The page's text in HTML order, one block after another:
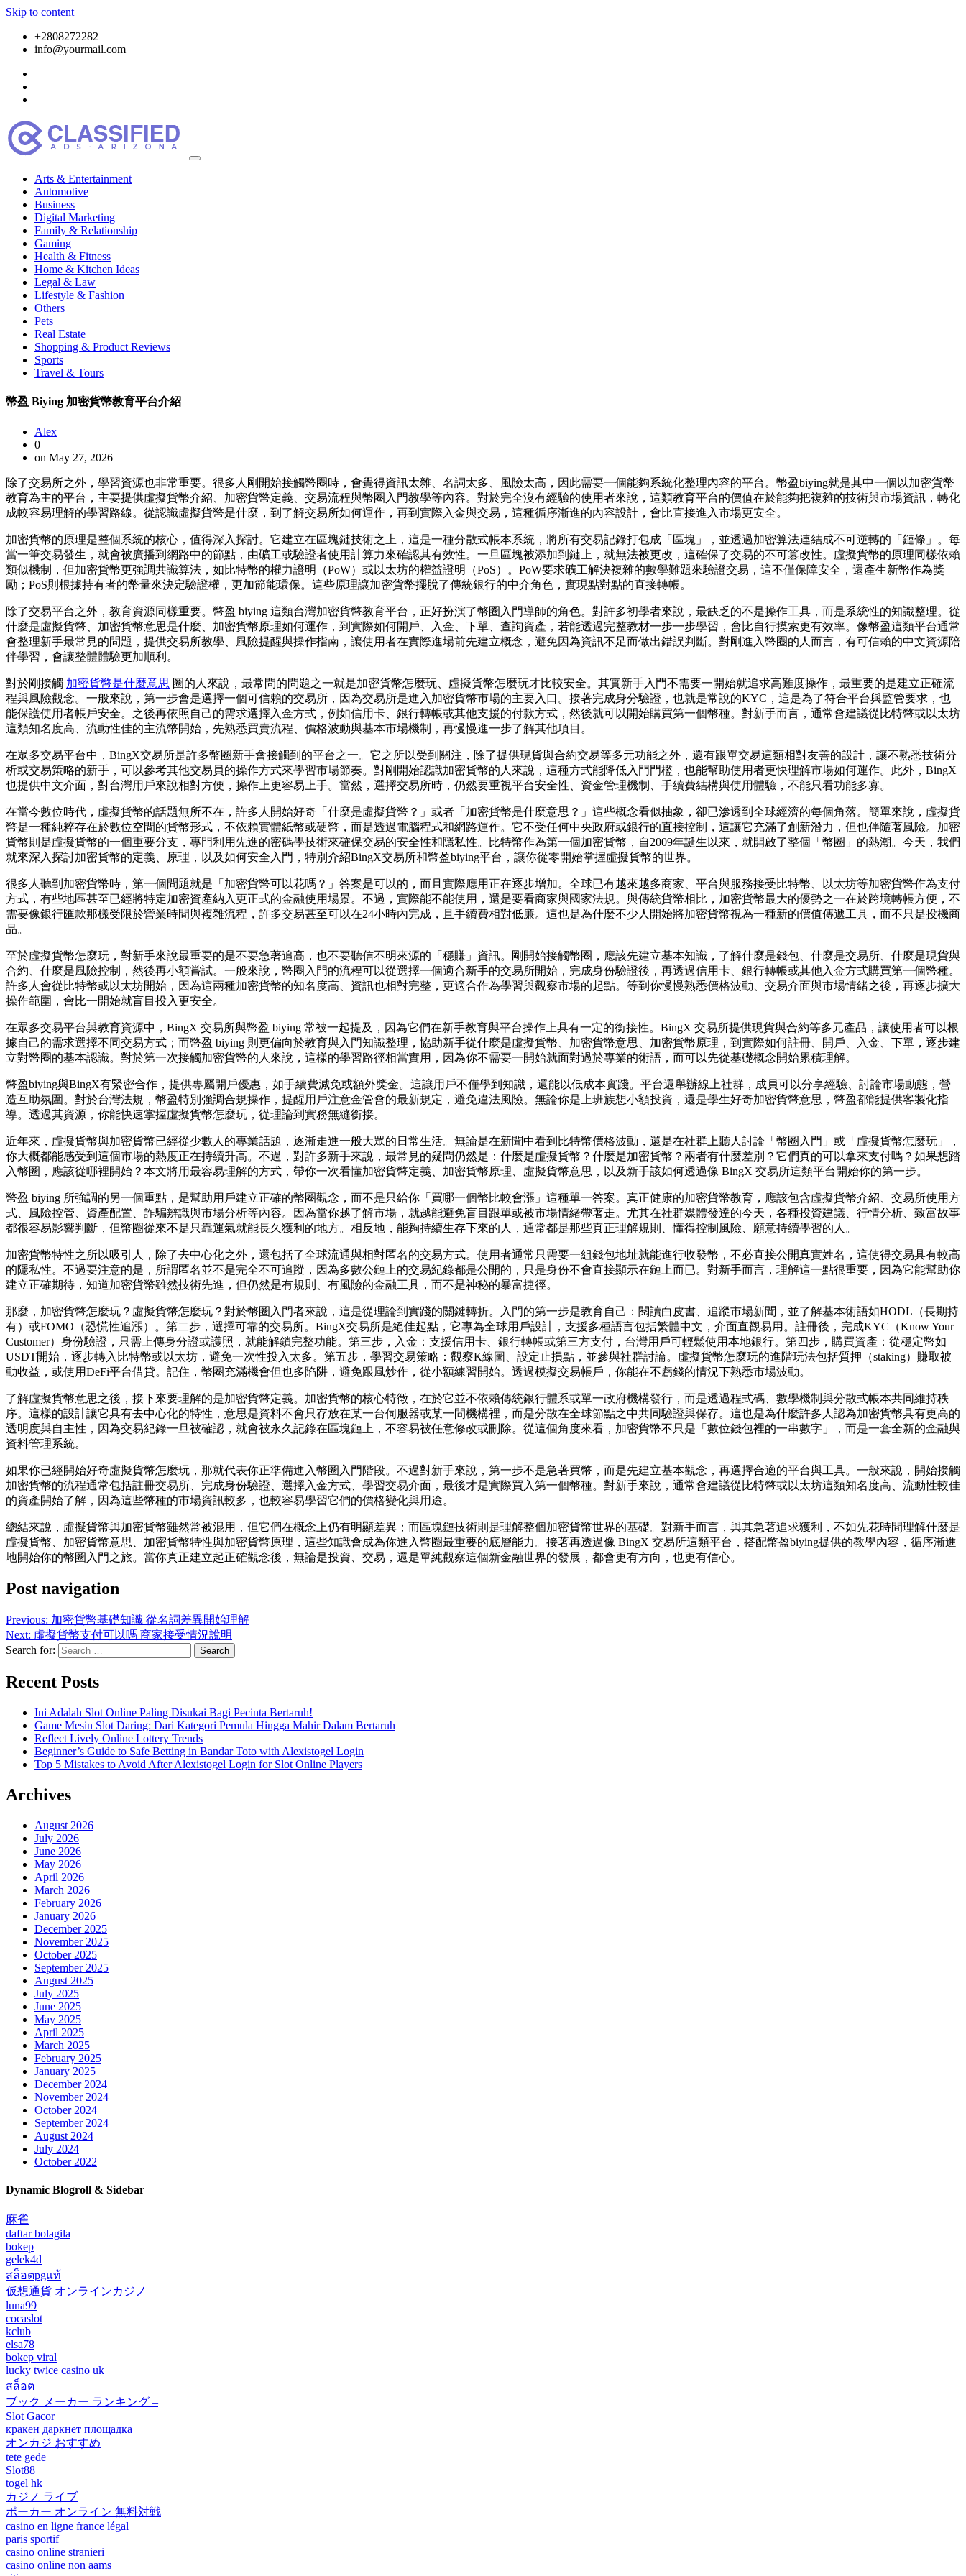
Skip to content
+2808272282
info@yourmail.com
Arts & Entertainment
Automotive
Business
Digital Marketing
Family & Relationship
Gaming
Health & Fitness
Home & Kitchen Ideas
Legal & Law
Lifestyle & Fashion
Others
Pets
Real Estate
Shopping & Product Reviews
Sports
Travel & Tours
幣盈 Biying 加密貨幣教育平台介紹
Alex
0
on May 27, 2026
除了交易所之外，學習資源也非常重要。很多人剛開始接觸幣圈時，會覺得資訊太雜、名詞太多、風險太高，因此需要一個能夠系統化整理內容的平台。幣盈biying就是其中一個以加密貨幣
教育為主的平台，主要提供虛擬貨幣介紹、加密貨幣定義、交易流程與幣圈入門教學等內容。對於完全沒有經驗的使用者來說，這類教育平台的價值在於能夠把複雜的技術與市場資訊，轉化
成較容易理解的學習路線。從認識虛擬貨幣是什麼，到了解交易所如何運作，再到實際入金與交易，這種循序漸進的內容設計，會比直接進入市場更安全。
加密貨幣的原理是整個系統的核心，值得深入探討。它建立在區塊鏈技術之上，這是一種分散式帳本系統，將所有交易記錄打包成「區塊」，並透過加密算法連結成不可逆轉的「鏈條」。每
當一筆交易發生，就會被廣播到網路中的節點，由礦工或驗證者使用計算力來確認其有效性。一旦區塊被添加到鏈上，就無法被更改，這確保了交易的不可篡改性。虛擬貨幣的原理同樣依賴
類似機制，但加密貨幣更強調共識算法，如比特幣的權力證明（PoW）或以太坊的權益證明（PoS）。PoW要求礦工解決複雜的數學難題來驗證交易，這不僅保障安全，還產生新幣作為獎
勵；PoS則根據持有者的幣量來決定驗證權，更加節能環保。這些原理讓加密貨幣擺脫了傳統銀行的中介角色，實現點對點的直接轉帳。
除了交易平台之外，教育資源同樣重要。幣盈 biying 這類台灣加密貨幣教育平台，正好扮演了幣圈入門導師的角色。對許多初學者來說，最缺乏的不是操作工具，而是系統性的知識整理。從
什麼是虛擬貨幣、加密貨幣意思是什麼、加密貨幣原理如何運作，到實際如何開戶、入金、下單、查詢資產，若能透過完整教材一步一步學習，會比自行摸索更有效率。像幣盈這類平台通常
會整理新手最常見的問題，提供交易所教學、風險提醒與操作指南，讓使用者在實際進場前先建立概念，避免因為資訊不足而做出錯誤判斷。對剛進入幣圈的人而言，有可信賴的中文資源陪
伴學習，會讓整體體驗更加順利。
對於剛接觸 加密貨幣是什麼意思 圈的人來說，最常問的問題之一就是加密貨幣怎麼玩、虛擬貨幣怎麼玩才比較安全。其實新手入門不需要一開始就追求高難度操作，最重要的是建立正確流
程與風險觀念。一般來說，第一步會是選擇一個可信賴的交易所，因為交易所是進入加密貨幣市場的主要入口。接著完成身分驗證，也就是常說的KYC，這是為了符合平台與監管要求，也
能保護使用者帳戶安全。之後再依照自己的需求選擇入金方式，例如信用卡、銀行轉帳或其他支援的付款方式，然後就可以開始購買第一個幣種。對新手而言，通常會建議從比特幣或以太坊
這類知名度高、流動性佳的主流幣開始，先熟悉買賣流程、價格波動與基本市場機制，再慢慢進一步了解其他項目。
在眾多交易平台中，BingX交易所是許多幣圈新手會接觸到的平台之一。它之所以受到關注，除了提供現貨與合約交易等多元功能之外，還有跟單交易這類相對友善的設計，讓不熟悉技術分
析或交易策略的新手，可以參考其他交易員的操作方式來學習市場節奏。對剛開始認識加密貨幣的人來說，這種方式能降低入門門檻，也能幫助使用者更快理解市場如何運作。此外，BingX
也提供中文介面，對台灣用戶來說相對方便，操作上更容易上手。當然，選擇交易所時，仍然要重視平台安全性、資金管理機制、手續費結構與使用體驗，不能只看功能多寡。
在當今數位時代，虛擬貨幣的話題無所不在，許多人開始好奇「什麼是虛擬貨幣？」或者「加密貨幣是什麼意思？」這些概念看似抽象，卻已滲透到全球經濟的每個角落。簡單來說，虛擬貨
幣是一種純粹存在於數位空間的貨幣形式，不依賴實體紙幣或硬幣，而是透過電腦程式和網路運作。它不受任何中央政府或銀行的直接控制，這讓它充滿了創新潛力，但也伴隨著風險。加密
貨幣則是虛擬貨幣的一個重要分支，專門利用先進的密碼學技術來確保交易的安全性和隱私性。比特幣作為第一個加密貨幣，自2009年誕生以來，就開啟了整個「幣圈」的熱潮。今天，我們
就來深入探討加密貨幣的定義、原理，以及如何安全入門，特別介紹BingX交易所和幣盈biying平台，讓你從零開始掌握虛擬貨幣的世界。
很多人聽到加密貨幣時，第一個問題就是「加密貨幣可以花嗎？」答案是可以的，而且實際應用正在逐步增加。全球已有越來越多商家、平台與服務接受比特幣、以太坊等加密貨幣作為支付
方式，有些地區甚至已經將特定加密資產納入更正式的金融使用場景。不過，實際能不能使用，還是要看商家與國家法規。與傳統貨幣相比，加密貨幣最大的優勢之一在於跨境轉帳方便，不
需要像銀行匯款那樣受限於營業時間與複雜流程，許多交易甚至可以在24小時內完成，且手續費相對低廉。這也是為什麼不少人開始將加密貨幣視為一種新的價值傳遞工具，而不只是投機商
品。
至於虛擬貨幣怎麼玩，對新手來說最重要的是不要急著追高，也不要聽信不明來源的「穩賺」資訊。剛開始接觸幣圈，應該先建立基本知識，了解什麼是錢包、什麼是交易所、什麼是現貨與
合約、什麼是風險控制，然後再小額嘗試。一般來說，幣圈入門的流程可以從選擇一個適合新手的交易所開始，完成身份驗證後，再透過信用卡、銀行轉帳或其他入金方式購買第一個幣種。
許多人會從比特幣或以太坊開始，因為這兩種加密貨幣的知名度高、資訊也相對完整，更適合作為學習與觀察市場的起點。等到你慢慢熟悉價格波動、交易介面與市場情緒之後，再逐步擴大
操作範圍，會比一開始就盲目投入更安全。
在眾多交易平台與教育資源中，BingX 交易所與幣盈 biying 常被一起提及，因為它們在新手教育與平台操作上具有一定的銜接性。BingX 交易所提供現貨與合約等多元產品，讓使用者可以根
據自己的需求選擇不同交易方式；而幣盈 biying 則更偏向於教育與入門知識整理，協助新手從什麼是虛擬貨幣、加密貨幣意思、加密貨幣原理，到實際如何註冊、開戶、入金、下單，逐步建
立對幣圈的基本認識。對於第一次接觸加密貨幣的人來說，這樣的學習路徑相當實用，因為你不需要一開始就面對過於專業的術語，而可以先從基礎概念開始累積理解。
幣盈biying與BingX有緊密合作，提供專屬開戶優惠，如手續費減免或額外獎金。這讓用戶不僅學到知識，還能以低成本實踐。平台還舉辦線上社群，成員可以分享經驗、討論市場動態，營
造互助氛圍。對於台灣法規，幣盈特別強調合規操作，提醒用戶注意金管會的最新規定，避免違法風險。無論你是上班族想小額投資，還是學生好奇加密貨幣意思，幣盈都能提供客製化指
導。透過其資源，你能快速掌握虛擬貨幣怎麼玩，從理論到實務無縫銜接。
近年來，虛擬貨幣與加密貨幣已經從少數人的專業話題，逐漸走進一般大眾的日常生活。無論是在新聞中看到比特幣價格波動，還是在社群上聽人討論「幣圈入門」或「虛擬貨幣怎麼玩」，
你大概都能感受到這個市場的熱度正在持續升高。不過，對許多新手來說，最常見的疑問仍然是：什麼是虛擬貨幣？什麼是加密貨幣？兩者有什麼差別？它們真的可以拿來支付嗎？如果想踏
入幣圈，應該從哪裡開始？本文將用最容易理解的方式，帶你一次看懂加密貨幣定義、加密貨幣原理、虛擬貨幣意思，以及新手該如何透過像 BingX 交易所這類平台開始你的第一步。
幣盈 biying 所強調的另一個重點，是幫助用戶建立正確的幣圈觀念，而不是只給你「買哪一個幣比較會漲」這種單一答案。真正健康的加密貨幣教育，應該包含虛擬貨幣介紹、交易所使用方
式、風險控管、資產配置、詐騙辨識與市場分析等內容。因為當你越了解市場，就越能避免盲目跟單或被市場情緒帶著走。尤其在社群媒體發達的今天，各種投資建議、行情分析、致富故事
都很容易影響判斷，但幣圈從來不是只靠運氣就能長久獲利的地方。相反地，能夠持續生存下來的人，通常都是那些真正理解規則、懂得控制風險、願意持續學習的人。
加密貨幣特性之所以吸引人，除了去中心化之外，還包括了全球流通與相對匿名的交易方式。使用者通常只需要一組錢包地址就能進行收發幣，不必直接公開真實姓名，這使得交易具有較高
的隱私性。不過要注意的是，所謂匿名並不是完全不可追蹤，因為多數公鏈上的交易紀錄都是公開的，只是身份不會直接顯示在鏈上而已。對新手而言，理解這一點很重要，因為它能幫助你
建立正確期待，知道加密貨幣雖然技術先進，但仍然是有規則、有風險的金融工具，而不是神秘的暴富捷徑。
那麼，加密貨幣怎麼玩？虛擬貨幣怎麼玩？對於幣圈入門者來說，這是從理論到實踐的關鍵轉折。入門的第一步是教育自己：閱讀白皮書、追蹤市場新聞，並了解基本術語如HODL（長期持
有）或FOMO（恐慌性追漲）。第二步，選擇可靠的交易所。BingX交易所是絕佳起點，它專為全球用戶設計，支援多種語言包括繁體中文，介面直觀易用。註冊後，完成KYC（Know Your
Customer）身份驗證，只需上傳身分證或護照，就能解鎖完整功能。第三步，入金：支援信用卡、銀行轉帳或第三方支付，台灣用戶可輕鬆使用本地銀行。第四步，購買資產：從穩定幣如
USDT開始，逐步轉入比特幣或以太坊，避免一次性投入太多。第五步，學習交易策略：觀察K線圖、設定止損點，並參與社群討論。虛擬貨幣怎麼玩的進階玩法包括質押（staking）賺取被
動收益，或使用DeFi平台借貸。記住，幣圈充滿機會但也多陷阱，避免跟風炒作，從小額練習開始。透過模擬交易帳戶，你能在不虧錢的情況下熟悉市場波動。
了解虛擬貨幣意思之後，接下來要理解的是加密貨幣定義。加密貨幣的核心特徵，在於它並不依賴傳統銀行體系或單一政府機構發行，而是透過程式碼、數學機制與分散式帳本共同維持秩
序。這樣的設計讓它具有去中心化的特性，意思是資料不會只存放在某一台伺服器或某一間機構裡，而是分散在全球節點之中共同驗證與保存。這也是為什麼許多人認為加密貨幣具有更高的
透明度與自主性，因為交易紀錄一旦被確認，就會被永久記錄在區塊鏈上，不容易被任意修改或刪除。從這個角度來看，加密貨幣不只是「數位錢包裡的一串數字」，而是一套全新的金融與
資料管理系統。
如果你已經開始好奇虛擬貨幣怎麼玩，那就代表你正準備進入幣圈入門階段。不過對新手來說，第一步不是急著買幣，而是先建立基本觀念，再選擇合適的平台與工具。一般來說，開始接觸
加密貨幣的流程通常包括註冊交易所、完成身份驗證、選擇入金方式、學習交易介面，最後才是實際買入第一個幣種。對新手來說，通常會建議從比特幣或以太坊這類知名度高、流動性較佳
的資產開始了解，因為這些幣種的市場資訊較多，也較容易學習它們的價格變化與用途。
總結來說，虛擬貨幣與加密貨幣雖然常被混用，但它們在概念上仍有明顯差異；而區塊鏈技術則是理解整個加密貨幣世界的基礎。對新手而言，與其急著追求獲利，不如先花時間理解什麼是
虛擬貨幣、加密貨幣意思、加密貨幣特性與加密貨幣原理，這些知識會成為你進入幣圈最重要的底層能力。接著再透過像 BingX 交易所這類平台，搭配幣盈biying提供的教學內容，循序漸進
地開始你的幣圈入門之旅。當你真正建立起正確觀念後，無論是投資、交易，還是單純觀察這個新金融世界的發展，都會更有方向，也更有信心。
Post navigation
Previous: 加密貨幣基礎知識 從名詞差異開始理解
Next: 虛擬貨幣支付可以嗎 商家接受情況說明
Search for:
Recent Posts
Ini Adalah Slot Online Paling Disukai Bagi Pecinta Bertaruh!
Game Mesin Slot Daring: Dari Kategori Pemula Hingga Mahir Dalam Bertaruh
Reflect Lively Online Lottery Trends
Beginner’s Guide to Safe Betting in Bandar Toto with Alexistogel Login
Top 5 Mistakes to Avoid After Alexistogel Login for Slot Online Players
Archives
August 2026
July 2026
June 2026
May 2026
April 2026
March 2026
February 2026
January 2026
December 2025
November 2025
October 2025
September 2025
August 2025
July 2025
June 2025
May 2025
April 2025
March 2025
February 2025
January 2025
December 2024
November 2024
October 2024
September 2024
August 2024
July 2024
October 2022
Dynamic Blogroll & Sidebar
麻雀
daftar bolagila
bokep
gelek4d
สล็อตpgแท้
仮想通貨 オンラインカジノ
luna99
cocaslot
kclub
elsa78
bokep viral
lucky twice casino uk
สล็อต
ブック メーカー ランキング –
Slot Gacor
кракен даркнет площадка
オンカジ おすすめ
tete gede
Slot88
togel hk
カジノ ライブ
ポーカー オンライン 無料対戦
casino en ligne france légal
paris sportif
casino online stranieri
casino online non aams